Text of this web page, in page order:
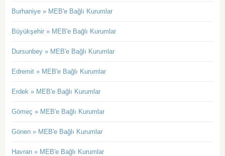
Burhaniye » MEB'e Bağlı Kurumlar
Büyükşehir » MEB'e Bağlı Kurumlar
Dursunbey » MEB'e Bağlı Kurumlar
Edremit » MEB'e Bağlı Kurumlar
Erdek » MEB'e Bağlı Kurumlar
Gömeç » MEB'e Bağlı Kurumlar
Gönen » MEB'e Bağlı Kurumlar
Havran » MEB'e Bağlı Kurumlar